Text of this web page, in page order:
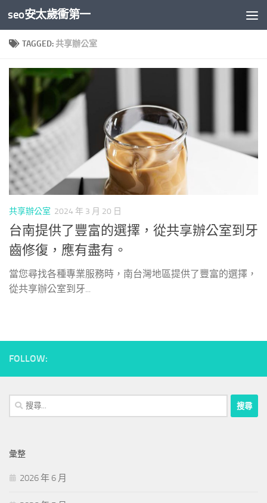
Skip to content
seo安太歲衝第一
TAGGED:共享辦公室
共享辦公室 2024 年 3 月 20 日
台南提供了豐富的選擇，從共享辦公室到牙
齒修復，應有盡有。
當您尋找各種專業服務時，南台灣地區提供了豐富的選擇，
從共享辦公室到牙...
FOLLOW:
搜
尋
字:
彙整
2026 年 6 月